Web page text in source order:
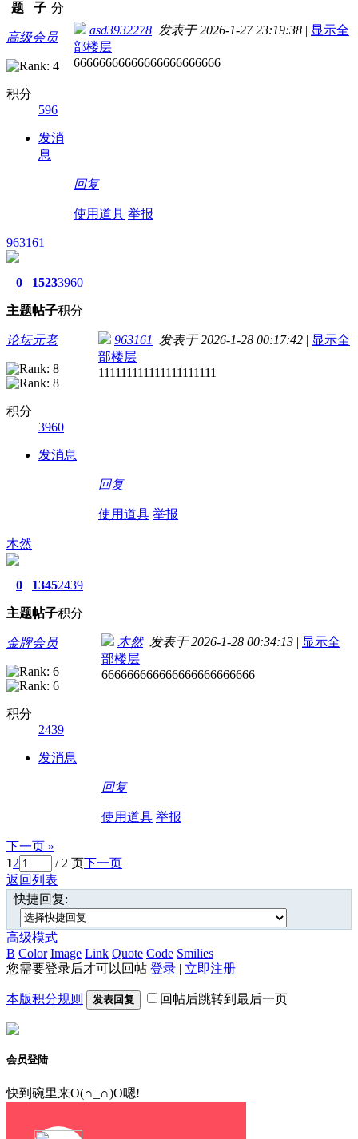
题
子 分
高级会员
积分
596
发消
息
asd3932278 发表于 2026-1-27 23:19:38 | 显示全
部楼层
66666666666666666666666
回复
使用道具 举报
963161
0
主题
1523
帖子
3960
积分
论坛元老
积分
3960
发消息
963161 发表于 2026-1-28 00:17:42 | 显示全
部楼层
111111111111111111111
回复
使用道具 举报
木然
0
主题
1345
帖子
2439
积分
金牌会员
积分
2439
发消息
木然发表于 2026-1-28 00:34:13 | 显示全
部楼层
666666666666666666666666
回复
使用道具 举报
下一页 »
12 / 2 页下一页
返回列表
快捷回复:
高级模式
B Color Image Link Quote Code Smilies
您需要登录后才可以回帖 登录 | 立即注册
本版积分规则 发表回复 回帖后跳转到最后一页
会员登陆
快到碗里来O(∩_∩)O嗯!